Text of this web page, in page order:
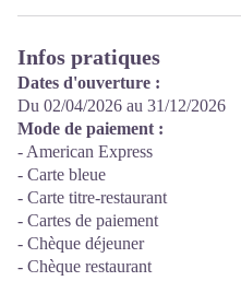
Infos pratiques
Dates d'ouverture :
Du 02/04/2026 au 31/12/2026
Mode de paiement :
- American Express
- Carte bleue
- Carte titre-restaurant
- Cartes de paiement
- Chèque déjeuner
- Chèque restaurant